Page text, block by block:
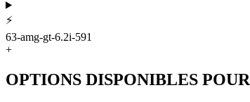
⚡
63-amg-gt-6.2i-591
+
OPTIONS DISPONIBLES POUR